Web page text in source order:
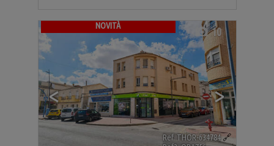
NOVITÀ
< >
10
Ref. THOR-634784🔗